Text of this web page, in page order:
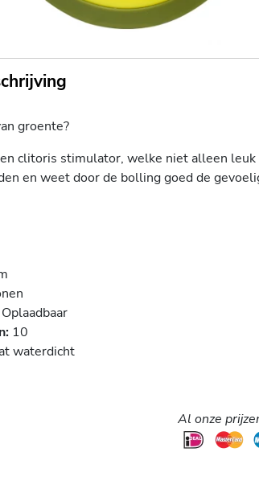
groente?
clitoris stimulator, welke niet alleen
en weet door de bolling goed de
10
waterdicht
Al onze